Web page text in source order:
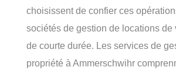
choisissent de confier ces
sociétés de gestion de locations de
de courte durée. Les services de
propriété à Ammerschwihr